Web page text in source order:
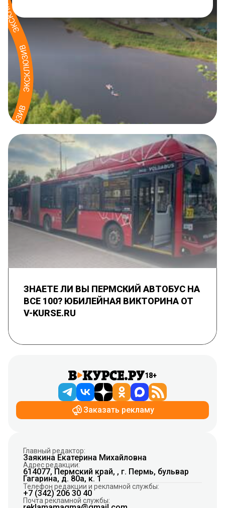
ЗНАЕТЕ ЛИ ВЫ ПЕРМСКИЙ АВТОБУС НА
ВСЕ 100? ЮБИЛЕЙНАЯ ВИКТОРИНА ОТ
V-KURSE.RU
18+
Заказать рекламу
Главный редактор:
Заякина Екатерина Михайловна
Адрес редакции:
614077, Пермский край, , г. Пермь, бульвар
Гагарина, д. 80а, к. 1
Телефон редакции и рекламной службы:
+7 (342) 206 30 40
Почта рекламной службы: